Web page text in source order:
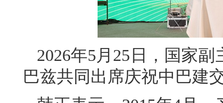
2026年5月25日，国家
巴兹共同出席庆祝中巴建